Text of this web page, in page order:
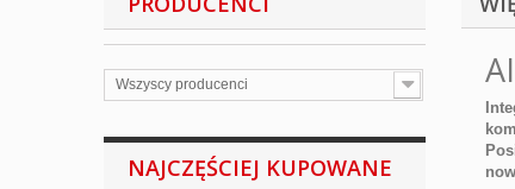
Wszyscy producenci
NAJCZĘŚCIEJ KUPOWANE